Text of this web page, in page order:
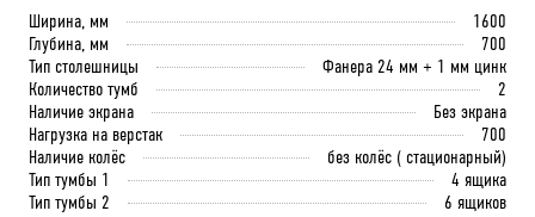
В корзину
В корзину
мм
В корзину
В корзину
Ширина, мм
1600
Глубина, мм
700
Тип столешницы
Фанера 24 мм + 1 мм цинк
Количество тумб
2
Наличие экрана
Без экрана
Нагрузка на верстак
700
Наличие колёс
без колёс ( стационарный)
Тип тумбы 1
4 ящика
Тип тумбы 2
6 ящиков